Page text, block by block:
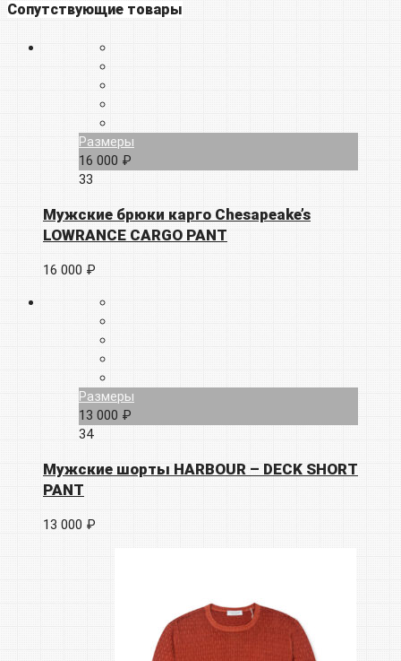
Сопутствующие товары
Размеры
16 000 ₽
33
Мужские брюки карго Chesapeake’s
LOWRANCE CARGO PANT
16 000 ₽
Размеры
13 000 ₽
34
Мужские шорты HARBOUR – DECK SHORT
PANT
13 000 ₽